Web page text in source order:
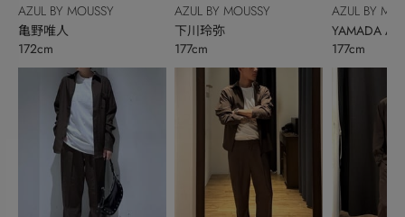
AZUL BY MOUSSY
亀野唯人
172cm
AZUL BY MOUSSY
下川玲弥
177cm
AZUL BY
YAMADA
177cm